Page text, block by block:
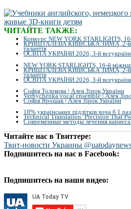
ЧИТАЙТЕ ТАКЖЕ:
Конкурс NEW YORK STARLIGHTS,
КРИШТАЛЕВА КИЇВСЬКА ЗИМА, 2-й
талантів
ОСВІТА УКРАЇНИ 2026, 3-й
NEW YORK STARLIGHTS, 16-й
КРИШТАЛЕВА КИЇВСЬКА ЗИМА, 2-й
талантів
ОСВІТА УКРАЇНИ 2026, 3-й
Софія Толокова | Алея Зірок України
Verbychenka vocal ensemble | Алея
Софія Ярошак | Алея Зірок України
18% українських підлітків хоча б 1
Technical Translation: Precision That
Современные методы лечения
Читайте нас в Твиттере:
Твит-новости Украины
Подпишитесь на нас в Facebook:
Подпишитесь на наши видео: